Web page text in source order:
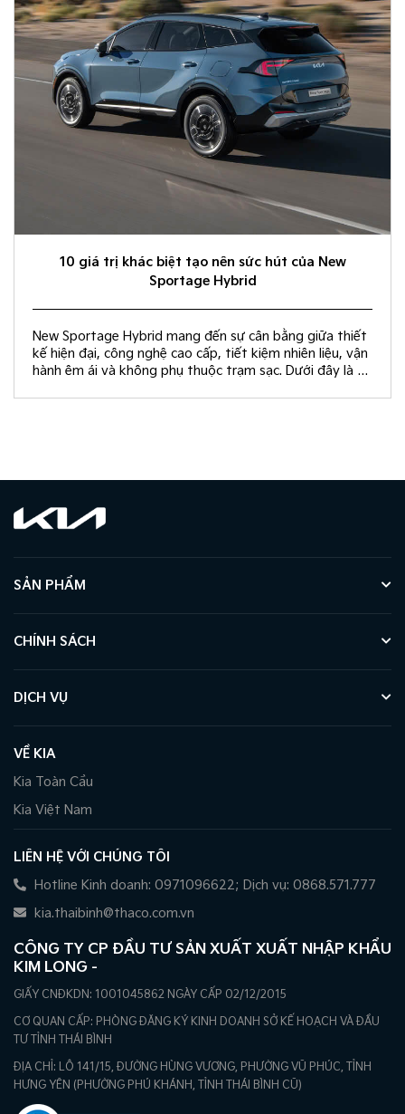
10 giá trị khác biệt tạo nên sức hút của New
Sportage Hybrid
New Sportage Hybrid mang đến sự cân bằng giữa thiết
kế hiện đại, công nghệ cao cấp, tiết kiệm nhiên liệu, vận
hành êm ái và không phụ thuộc trạm sạc. Dưới đây là 10
SẢN PHẨM
CHÍNH SÁCH
DỊCH VỤ
VỀ KIA
Kia Toàn Cầu
Kia Việt Nam
LIÊN HỆ VỚI CHÚNG TÔI
Hotline Kinh doanh: 0971096622; Dịch vụ: 0868.571.777
kia.thaibinh@thaco.com.vn
CÔNG TY CP ĐẦU TƯ SẢN XUẤT XUẤT NHẬP KHẨU
KIM LONG -
GIẤY CNĐKDN: 1001045862 NGÀY CẤP 02/12/2015
CƠ QUAN CẤP: PHÒNG ĐĂNG KÝ KINH DOANH SỞ KẾ HOẠCH VÀ ĐẦU
TƯ TỈNH THÁI BÌNH
ĐỊA CHỈ: LÔ 141/15, ĐƯỜNG HÙNG VƯƠNG, PHƯỜNG VŨ PHÚC, TỈNH
HƯNG YÊN (PHƯỜNG PHÚ KHÁNH, TỈNH THÁI BÌNH CŨ)